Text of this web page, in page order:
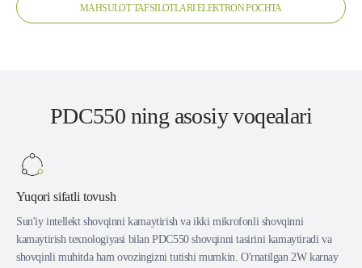
MAHSULOT TAFSILOTLARI ELEKTRON POCHTA
PDC550 ning asosiy voqealari
Yuqori sifatli tovush
Sun'iy intellekt shovqinni kamaytirish va ikki mikrofonli shovqinni
kamaytirish texnologiyasi bilan PDC550 shovqinni tasirini kamaytiradi va
shovqinli muhitda ham ovozingizni tutishi mumkin. O'rnatilgan 2W karnay